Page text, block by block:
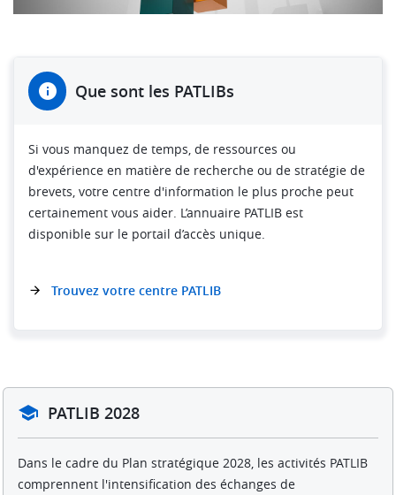
Que sont les PATLIBs
Si vous manquez de temps, de ressources ou
d'expérience en matière de recherche ou de stratégie de
brevets, votre centre d'information le plus proche peut
certainement vous aider. L’annuaire PATLIB est
disponible sur le portail d’accès unique.
Trouvez votre centre PATLIB
PATLIB 2028
Dans le cadre du Plan stratégique 2028, les activités PATLIB
comprennent l'intensification des échanges de